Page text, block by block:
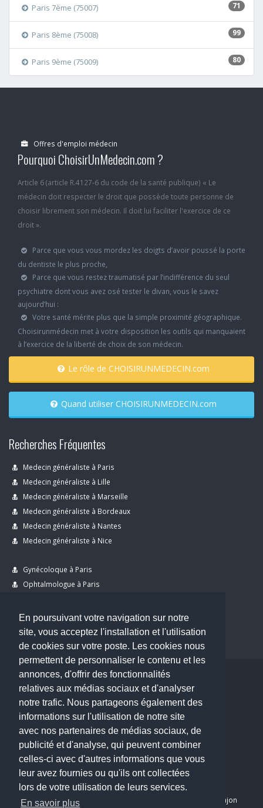
En poursuivant votre navigation sur notre
site, vous acceptez l'installation et l'utilisation
de cookies sur votre poste. Les cookies nous
permettent de personnaliser le contenu et les
annonces, d'offrir des fonctionnalités
relatives aux médias sociaux et d'analyser
notre trafic. Nous partageons également des
informations sur l'utilisation de notre site
avec nos partenaires de médias sociaux, de
publicité et d'analyse, qui peuvent combiner
celles-ci avec d'autres informations que vous
leur avez fournies ou qu'ils ont collectées
lors de votre utilisation de leurs services.
En savoir plus
71
Paris 7ème (75007)
99
Paris 8ème (75008)
80
Paris 9ème (75009)
Offres d'emploi médecin
Pourquoi ChoisirUnMedecin.com ?
Article 6 (article R.4127-6 du code de la santé publique) « Le
médecin doit respecter le droit que possède toute personne de
choisir librement son médecin. Il doit lui faciliter l'exercice de ce
droit ».
Parce que vous vous mordez les doigts d’avoir poussé la porte
du dentiste le plus proche,
Parce que vous restez traumatisé par l’indifférence du seul
psychiatre dont vous avez osé tester le divan, vous le savez
aujourd’hui :
Votre santé mérite plus que la simple proximité géographique.
Choisirunmédecin met à votre disposition les outils qui manquaient
à l’exercice de la liberté de choix de son médecin.
Le rôle de CHOISIRUNMEDECIN.com
Quand utiliser CHOISIRUNMEDECIN.com
Recherches Fréquentes
Medecin généraliste à Paris
Medecin généraliste à Lille
Medecin généraliste à Marseille
Medecin généraliste à Bordeaux
Medecin généraliste à Nantes
Medecin généraliste à Nice
Gynécoloque à Paris
Ophtalmologue à Paris
Dentiste à Paris
Copyright © 2026 . All Rights Reserved.
choisirunmedecin@gmail.com
Nous contacter
Accueil
Blog
Mon compte
Dernier avis : PASCAL DELCAMPE, Chirurgien maxillo-faciale à Arpajon